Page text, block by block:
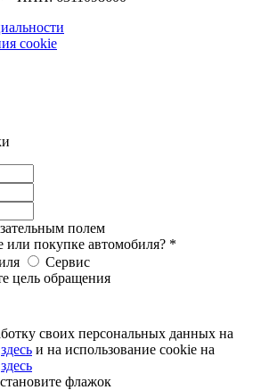
cookie
полем
или покупке автомобиля? *
Сервис
цель обращения
своих персональных данных на
здесь и на использование cookie на
здесь
флажок